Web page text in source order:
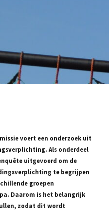
voert een onderzoek uit
Als onderdeel
uitgevoerd om de
te begrijpen
groepen
Daarom is het belangrijk
zodat dit wordt